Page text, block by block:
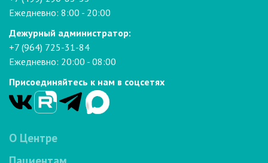
Ежедневно: 8:00 - 20:00
Дежурный администратор:
+7 (964) 725-31-84
Ежедневно: 20:00 - 08:00
Присоединяйтесь к нам в соцсетях
О Центре